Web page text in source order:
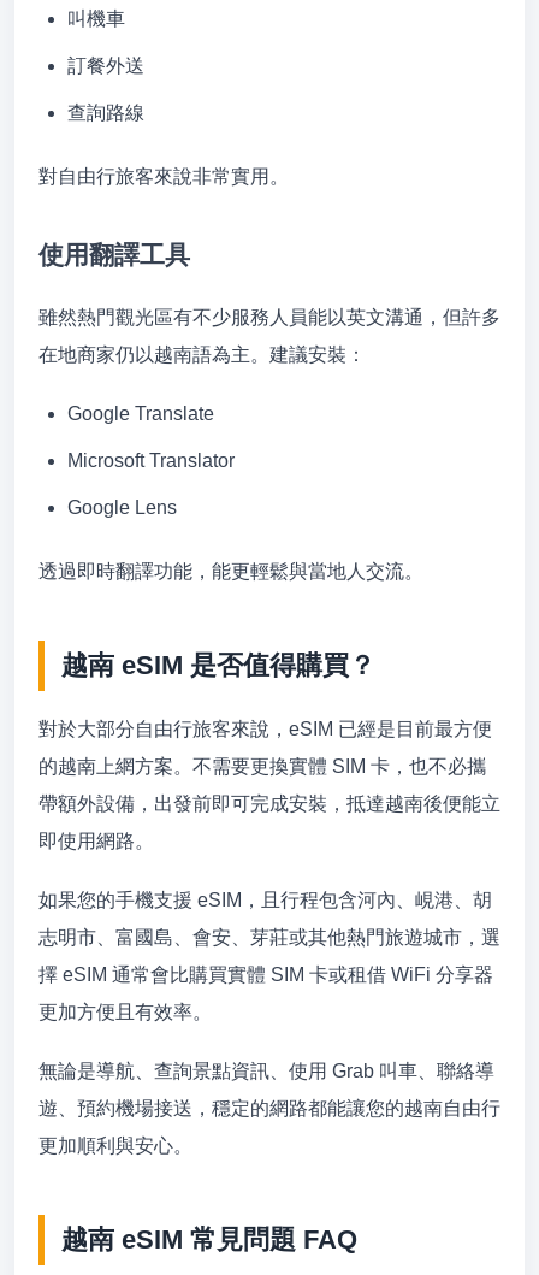
叫機車
訂餐外送
查詢路線
對自由行旅客來說非常實用。
使用翻譯工具
雖然熱門觀光區有不少服務人員能以英文溝通，但許多
在地商家仍以越南語為主。建議安裝：
Google Translate
Microsoft Translator
Google Lens
透過即時翻譯功能，能更輕鬆與當地人交流。
越南 eSIM 是否值得購買？
對於大部分自由行旅客來說，eSIM 已經是目前最方便
的越南上網方案。不需要更換實體 SIM 卡，也不必攜
帶額外設備，出發前即可完成安裝，抵達越南後便能立
即使用網路。
如果您的手機支援 eSIM，且行程包含河內、峴港、胡
志明市、富國島、會安、芽莊或其他熱門旅遊城市，選
擇 eSIM 通常會比購買實體 SIM 卡或租借 WiFi 分享器
更加方便且有效率。
無論是導航、查詢景點資訊、使用 Grab 叫車、聯絡導
遊、預約機場接送，穩定的網路都能讓您的越南自由行
更加順利與安心。
越南 eSIM 常見問題 FAQ